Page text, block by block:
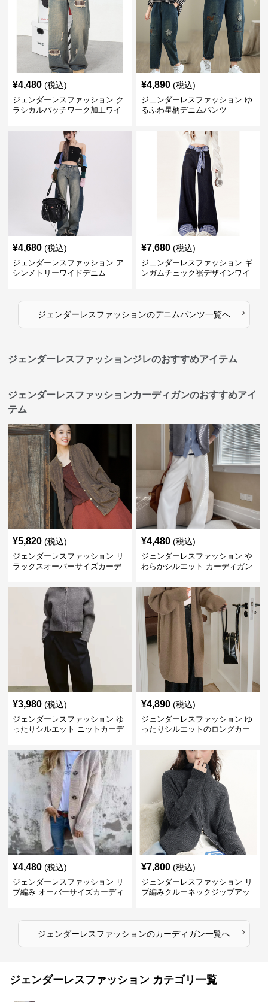
¥4,480 (税込)
ジェンダーレスファッション ク
ラシカルパッチワーク加工ワイ
¥4,890 (税込)
ジェンダーレスファッション ゆ
るふわ星柄デニムパンツ
¥4,680 (税込)
ジェンダーレスファッション ア
シンメトリーワイドデニム
¥7,680 (税込)
ジェンダーレスファッション ギ
ンガムチェック裾デザインワイ
ジェンダーレスファッションのデニムパンツ一覧へ ›
ジェンダーレスファッションジレのおすすめアイテム
ジェンダーレスファッションカーディガンのおすすめアイ
テム
¥5,820 (税込)
ジェンダーレスファッション リ
ラックスオーバーサイズカーデ
¥4,480 (税込)
ジェンダーレスファッション や
わらかシルエット カーディガン
¥3,980 (税込)
ジェンダーレスファッション ゆ
ったりシルエット ニットカーデ
¥4,890 (税込)
ジェンダーレスファッション ゆ
ったりシルエットのロングカー
¥4,480 (税込)
ジェンダーレスファッション リ
ブ編み オーバーサイズカーディ
¥7,800 (税込)
ジェンダーレスファッション リ
ブ編みクルーネックジップアッ
ジェンダーレスファッションのカーディガン一覧へ ›
ジェンダーレスファッション カテゴリ一覧